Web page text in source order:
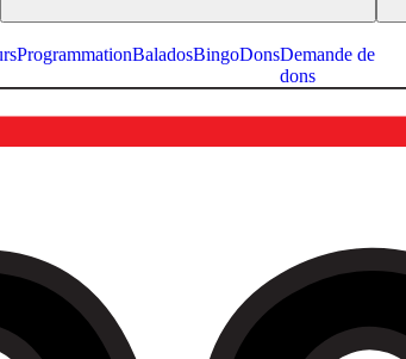
ProgrammationBaladosBingoDonsDemande de
dons